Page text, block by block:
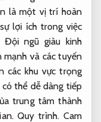
là một vị trí hoàn
lợi ích trong việc
Đội ngũ giàu kinh
và các tuyến
các khu vực trọng
thể dễ dàng tiếp
trung tâm thành
Quy trình. Cam